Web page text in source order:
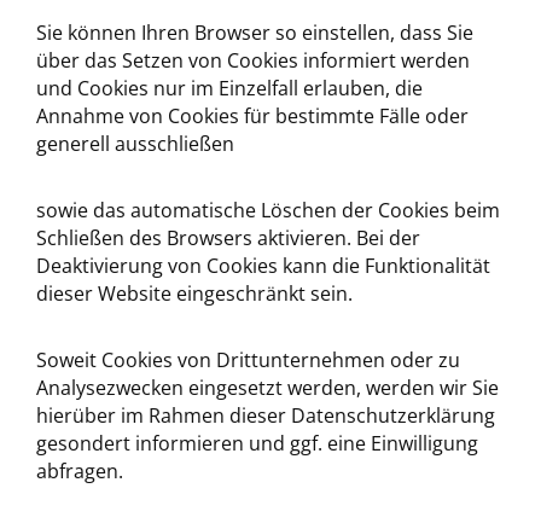
Sie können Ihren Browser so einstellen, dass Sie
über das Setzen von Cookies informiert werden
und Cookies nur im Einzelfall erlauben, die
Annahme von Cookies für bestimmte Fälle oder
generell ausschließen
sowie das automatische Löschen der Cookies beim
Schließen des Browsers aktivieren. Bei der
Deaktivierung von Cookies kann die Funktionalität
dieser Website eingeschränkt sein.
Soweit Cookies von Drittunternehmen oder zu
Analysezwecken eingesetzt werden, werden wir Sie
hierüber im Rahmen dieser Datenschutzerklärung
gesondert informieren und ggf. eine Einwilligung
abfragen.